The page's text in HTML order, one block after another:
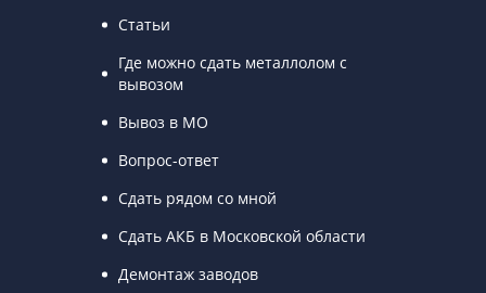
Статьи
Где можно сдать металлолом с
вывозом
Вывоз в МО
Вопрос-ответ
Сдать рядом со мной
Сдать АКБ в Московской области
Демонтаж заводов